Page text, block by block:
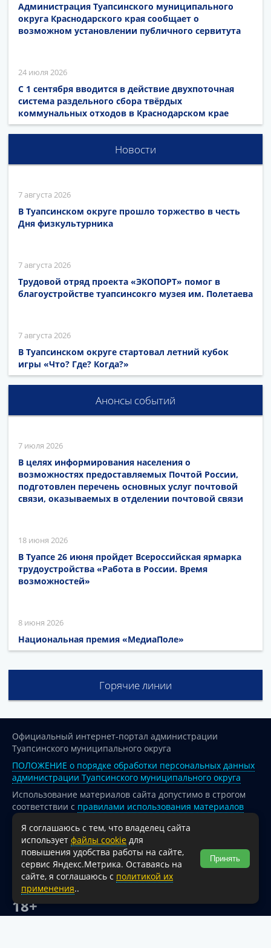
Администрация Туапсинского муниципального
округа Краснодарского края сообщает о
возможном установлении публичного сервитута
24 июля 2026
С 1 сентября вводится в действие двухпоточная
система раздельного сбора твёрдых
коммунальных отходов в Краснодарском крае
Новости
7 августа 2026
В Туапсинском округе прошло торжество в честь
Дня физкультурника
7 августа 2026
Трудовой отряд проекта «ЭКОПОРТ» помог в
благоустройстве туапсинсокго музея им. Полетаева
7 августа 2026
В Туапсинском округе стартовал летний кубок
игры «Что? Где? Когда?»
Анонсы событий
7 июля 2026
В целях информирования населения о
возможностях предоставляемых Почтой России,
подготовлен перечень основных услуг почтовой
связи, оказываемых в отделении почтовой связи
18 июня 2026
В Туапсе 26 июня пройдет Всероссийская ярмарка
трудоустройства «Работа в России. Время
возможностей»
8 июня 2026
Национальная премия «МедиаПоле»
Горячие линии
Официальный интернет-портал администрации
Туапсинского муниципального округа
ПОЛОЖЕНИЕ о порядке обработки персональных данных
администрации Туапсинского муниципального округа
Использование материалов сайта допустимо в строгом
соответствии с правилами использования материалов
опубликованных на сайте
При перепечатке и использовании информации ссылка
на источник обязательна.
Для сайтов и страниц сети Интернет обязательна
активная гиперссылка на официальный интернет-портал
администрации Туапсинского муниципального округа.
18+
Я соглашаюсь с тем, что владелец сайта
использует файлы cookie для
повышения удобства работы на сайте,
сервис Яндекс.Метрика. Оставаясь на
сайте, я соглашаюсь с политикой их
применения..
Принять